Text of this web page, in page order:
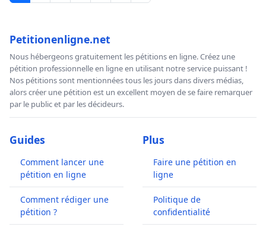
Petitionenligne.net
Nous hébergeons gratuitement les pétitions en ligne. Créez une
pétition professionnelle en ligne en utilisant notre service puissant !
Nos pétitions sont mentionnées tous les jours dans divers médias,
alors créer une pétition est un excellent moyen de se faire remarquer
par le public et par les décideurs.
Guides
Comment lancer une
pétition en ligne
Comment rédiger une
pétition ?
Plus
Faire une pétition en
ligne
Politique de
confidentialité